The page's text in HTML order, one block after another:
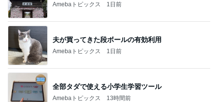
Amebaトピックス 1日前
夫が買ってきた段ボールの有効利用
Amebaトピックス 1日前
全部タダで使える小学生学習ツール
Amebaトピックス 13時間前